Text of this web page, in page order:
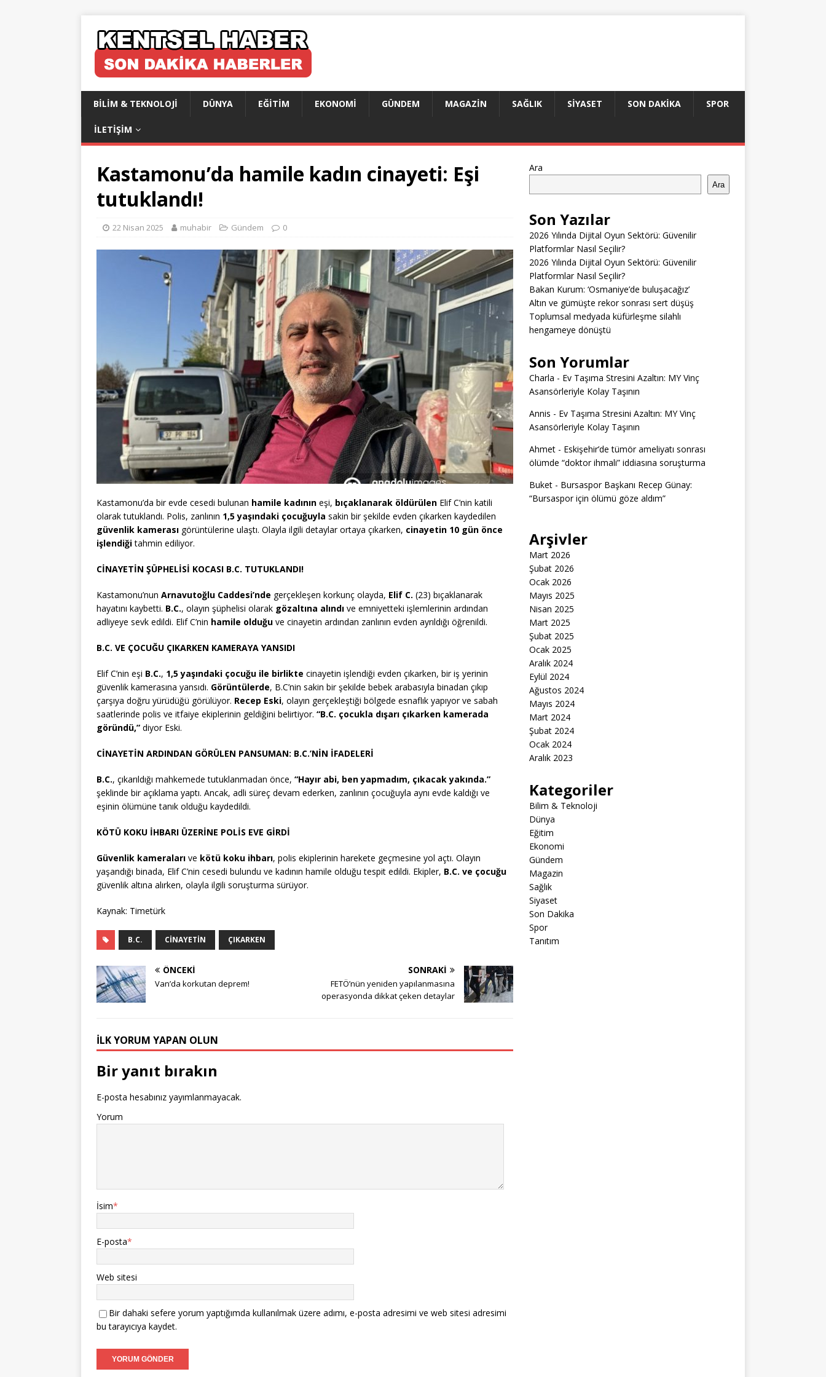
BILIM & TEKNOLOJI DÜNYA EĞITIM EKONOMI GÜNDEM MAGAZIN SAĞLIK SIYASET SON DAKIKA SPOR
İLETIŞIM
Kastamonu’da hamile kadın cinayeti: Eşi
tutuklandı!
22 Nisan 2025 muhabir Gündem 0
Kastamonu’da bir evde cesedi bulunan hamile kadının eşi, bıçaklanarak öldürülen Elif C’nin katili
olarak tutuklandı. Polis, zanlının 1,5 yaşındaki çocuğuyla sakin bir şekilde evden çıkarken kaydedilen
güvenlik kamerası görüntülerine ulaştı. Olayla ilgili detaylar ortaya çıkarken, cinayetin 10 gün önce
işlendiğitahmin ediliyor.
CİNAYETİN ŞÜPHELİSİ KOCASI B.C. TUTUKLANDI!
Kastamonu’nun Arnavutoğlu Caddesi’nde gerçekleşen korkunç olayda, Elif C. (23) bıçaklanarak
hayatını kaybetti. B.C., olayın şüphelisi olarak gözaltına alındı ve emniyetteki işlemlerinin ardından
adliyeye sevk edildi. Elif C’nin hamile olduğu ve cinayetin ardından zanlının evden ayrıldığı öğrenildi.
B.C. VE ÇOCUĞU ÇIKARKEN KAMERAYA YANSIDI
Elif C’nin eşi B.C., 1,5 yaşındaki çocuğu ile birlikte cinayetin işlendiği evden çıkarken, bir iş yerinin
güvenlik kamerasına yansıdı. Görüntülerde, B.C’nin sakin bir şekilde bebek arabasıyla binadan çıkıp
çarşıya doğru yürüdüğü görülüyor. Recep Eski, olayın gerçekleştiği bölgede esnaflık yapıyor ve sabah
saatlerinde polis ve itfaiye ekiplerinin geldiğini belirtiyor. “B.C. çocukla dışarı çıkarken kamerada
göründü,” diyor Eski.
CİNAYETİN ARDINDAN GÖRÜLEN PANSUMAN: B.C.’NİN İFADELERİ
B.C., çıkarıldığı mahkemede tutuklanmadan önce, “Hayır abi, ben yapmadım, çıkacak yakında.”
şeklinde bir açıklama yaptı. Ancak, adli süreç devam ederken, zanlının çocuğuyla aynı evde kaldığı ve
eşinin ölümüne tanık olduğu kaydedildi.
KÖTÜ KOKU İHBARI ÜZERİNE POLİS EVE GİRDİ
Güvenlik kameraları ve kötü koku ihbarı, polis ekiplerinin harekete geçmesine yol açtı. Olayın
yaşandığı binada, Elif C’nin cesedi bulundu ve kadının hamile olduğu tespit edildi. Ekipler, B.C. ve çocuğu
güvenlik altına alırken, olayla ilgili soruşturma sürüyor.
Kaynak: Timetürk
B.C. CINAYETIN ÇIKARKEN
ÖNCEKI
Van’da korkutan deprem!
SONRAKI
FETÖ’nün yeniden yapılanmasına
operasyonda dikkat çeken detaylar
İLK YORUM YAPAN OLUN
Bir yanıt bırakın
E-posta hesabınız yayımlanmayacak.
Yorum
İsim*
E-posta*
Web sitesi
Bir dahaki sefere yorum yaptığımda kullanılmak üzere adımı, e-posta adresimi ve web sitesi adresimi
bu tarayıcıya kaydet.
Ara
Ara
Son Yazılar
2026 Yılında Dijital Oyun Sektörü: Güvenilir
Platformlar Nasıl Seçilir?
2026 Yılında Dijital Oyun Sektörü: Güvenilir
Platformlar Nasıl Seçilir?
Bakan Kurum: ‘Osmaniye’de buluşacağız’
Altın ve gümüşte rekor sonrası sert düşüş
Toplumsal medyada küfürleşme silahlı
hengameye dönüştü
Son Yorumlar
Charla - Ev Taşıma Stresini Azaltın: MY Vinç
Asansörleriyle Kolay Taşının
Annis - Ev Taşıma Stresini Azaltın: MY Vinç
Asansörleriyle Kolay Taşının
Ahmet- Eskişehir’de tümör ameliyatı sonrası
ölümde “doktor ihmali” iddiasına soruşturma
Buket- Bursaspor Başkanı Recep Günay:
“Bursaspor için ölümü göze aldım”
Arşivler
Mart 2026
Şubat 2026
Ocak 2026
Mayıs 2025
Nisan 2025
Mart 2025
Şubat 2025
Ocak 2025
Aralık 2024
Eylül 2024
Ağustos 2024
Mayıs 2024
Mart 2024
Şubat 2024
Ocak 2024
Aralık 2023
Kategoriler
Bilim & Teknoloji
Dünya
Eğitim
Ekonomi
Gündem
Magazin
Sağlık
Siyaset
Son Dakika
Spor
Tanıtım